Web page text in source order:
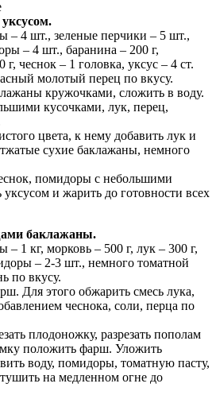
– 4 шт., зеленые перчики – 5 шт.,
– 4 шт., баранина – 200 г,
г, чеснок – 1 головка, уксус – 4 ст.
молотый перец по вкусу.
кружочками, сложить в воду.
кусочками, лук, перец,
цвета, к нему добавить лук и
сухие баклажаны, немного
помидоры с небольшими
и жарить до готовности всех
баклажаны.
1 кг, морковь – 500 г, лук – 300 г,
– 2-3 шт., немного томатной
по вкусу.
Для этого обжарить смесь лука,
чеснока, соли, перца по
плодоножку, разрезать пополам
положить фарш. Уложить
воду, помидоры, томатную пасту,
на медленном огне до